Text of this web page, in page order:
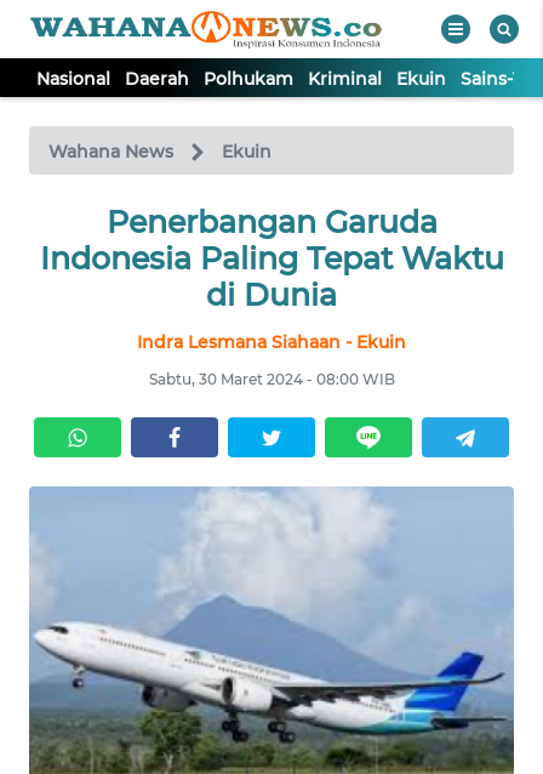
Nasional Daerah Polhukam Kriminal Ekuin Sains-
Wahana News Ekuin
Penerbangan Garuda
Indonesia Paling Tepat Waktu
di Dunia
Indra Lesmana Siahaan - Ekuin
Sabtu, 30 Maret 2024 - 08:00 WIB
TV
Tutup
NASIONAL
KRIMINAL
EKUIN
KESEHATAN
INTERNASIONAL
SERBA-SERBI